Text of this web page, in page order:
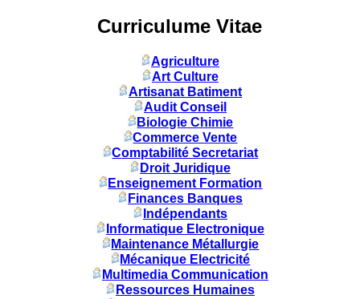
Curriculume Vitae
Agriculture
Art Culture
Artisanat Batiment
Audit Conseil
Biologie Chimie
Commerce Vente
Comptabilité Secretariat
Droit Juridique
Enseignement Formation
Finances Banques
Indépendants
Informatique Electronique
Maintenance Métallurgie
Mécanique Electricité
Multimedia Communication
Ressources Humaines